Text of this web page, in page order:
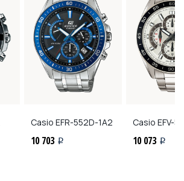
Casio EFR-552D-1A2
10 703 i
Casio EFV-
10 073 i